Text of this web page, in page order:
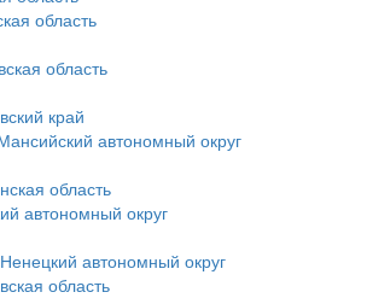
область
область
край
автономный округ
область
автономный округ
автономный округ
область